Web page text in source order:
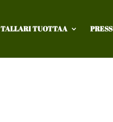
TALLARI TUOTTAA PRESS